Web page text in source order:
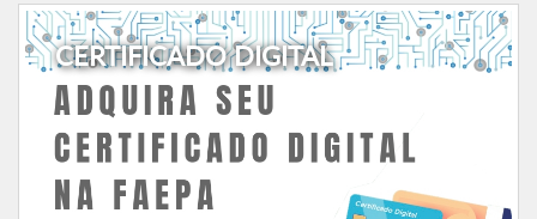
CERTIFICADO DIGITAL